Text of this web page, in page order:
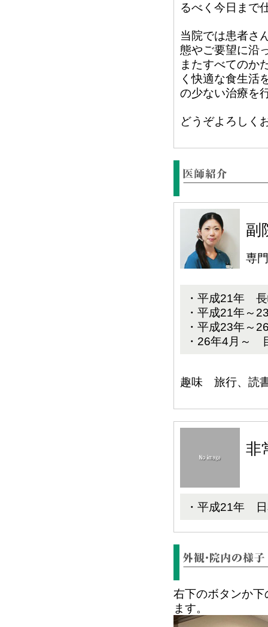
るべく今日まで
当院では患者さ
態やご要望に沿
またすべてのか
く快適な食生活
の少ない治療を
どうぞよろしく
副
専
・平成21年
・平成21年～
・平成23年～
・26年4月～
趣味 旅行、読
非
・平成21年
右下のボタンか
ます。